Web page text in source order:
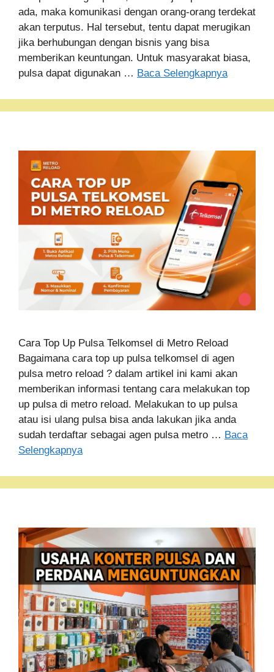
ada, maka komunikasi dengan orang-orang terdekat
akan terputus. Hal tersebut, tentu dapat merugikan
jika berhubungan dengan bisnis yang bisa
memberikan keuntungan. Untuk masyarakat biasa,
pulsa dapat digunakan … Baca Selengkapnya
Cara Top Up Pulsa Telkomsel di Metro Reload
Bagaimana cara top up pulsa telkomsel di agen
pulsa metro reload ? dalam artikel ini kami akan
memberikan informasi tentang cara melakukan top
up pulsa di metro reload. Melakukan to up pulsa
atau isi ulang pulsa bisa anda lakukan jika anda
sudah terdaftar sebagai agen pulsa metro … Baca
Selengkapnya